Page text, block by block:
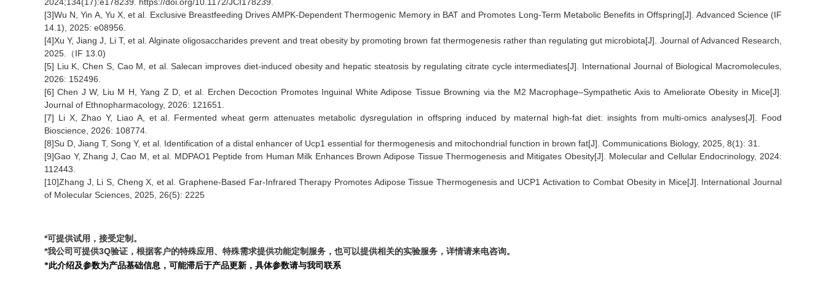
[3]Wu N, Yin A, Yu X, et al. Exclusive Breastfeeding Drives AMPK‐Dependent Thermogenic Memory in BAT and Promotes Long‐Term Metabolic Benefits in Offspring[J]. Advanced Science (IF
14.1), 2025: e08956.
[4]Xu Y, Jiang J, Li T, et al. Alginate oligosaccharides prevent and treat obesity by promoting brown fat thermogenesis rather than regulating gut microbiota[J]. Journal of Advanced Research,
2025.（IF 13.0)
[5] Liu K, Chen S, Cao M, et al. Salecan improves diet-induced obesity and hepatic steatosis by regulating citrate cycle intermediates[J]. International Journal of Biological Macromolecules,
2026: 152496.
[6] Chen J W, Liu M H, Yang Z D, et al. Erchen Decoction Promotes Inguinal White Adipose Tissue Browning via the M2 Macrophage–Sympathetic Axis to Ameliorate Obesity in Mice[J].
Journal of Ethnopharmacology, 2026: 121651.
[7] Li X, Zhao Y, Liao A, et al. Fermented wheat germ attenuates metabolic dysregulation in offspring induced by maternal high-fat diet: insights from multi-omics analyses[J]. Food
Bioscience, 2026: 108774.
[8]Su D, Jiang T, Song Y, et al. Identification of a distal enhancer of Ucp1 essential for thermogenesis and mitochondrial function in brown fat[J]. Communications Biology, 2025, 8(1): 31.
[9]Gao Y, Zhang J, Cao M, et al. MDPAO1 Peptide from Human Milk Enhances Brown Adipose Tissue Thermogenesis and Mitigates Obesity[J]. Molecular and Cellular Endocrinology, 2024:
112443.
[10]Zhang J, Li S, Cheng X, et al. Graphene-Based Far-Infrared Therapy Promotes Adipose Tissue Thermogenesis and UCP1 Activation to Combat Obesity in Mice[J]. International Journal
of Molecular Sciences, 2025, 26(5): 2225
*可提供试用，接受定制。
*我公司可提供3Q验证，根据客户的特殊应用、特殊需求提供功能定制服务，也可以提供相关的实验服务，详情请来电咨询。
*此介绍及参数为产品基础信息，可能滞后于产品更新，具体参数请与我司联系